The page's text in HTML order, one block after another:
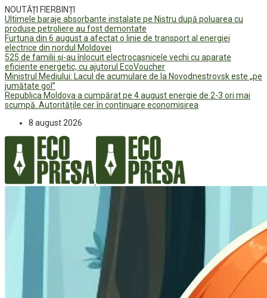
NOUTĂȚI FIERBINȚI
Ultimele baraje absorbante instalate pe Nistru după poluarea cu
produse petroliere au fost demontate
Furtuna din 6 august a afectat o linie de transport al energiei
electrice din nordul Moldovei
525 de familii și-au înlocuit electrocasnicele vechi cu aparate
eficiente energetic, cu ajutorul EcoVoucher
Ministrul Mediului: Lacul de acumulare de la Novodnestrovsk este „pe
jumătate gol”
Republica Moldova a cumpărat pe 4 august energie de 2-3 ori mai
scumpă. Autoritățile cer în continuare economisirea
8 august 2026